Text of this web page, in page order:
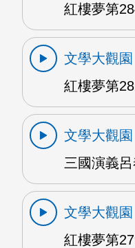
紅樓夢第
文學大觀園
紅樓夢第
文學大觀園
三國演義
文學大觀園
紅樓夢第